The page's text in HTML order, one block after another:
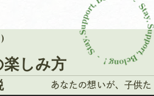
楽しみ方
あなたの想いが、子供た